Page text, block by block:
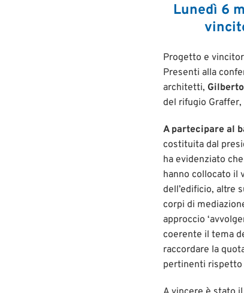
Lunedì 6
Progetto e
Presenti alla
architetti,
del rifugio Graffer,
A partecipare al
costituita dal
ha evidenziato
hanno collocato il
dell’edificio, altre
corpi di
approccio
coerente il tema
raccordare la
pertinenti rispetto